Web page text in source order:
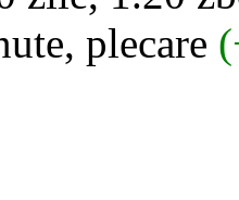
plecare